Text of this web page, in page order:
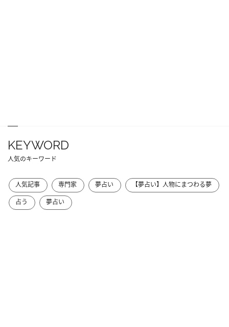
KEYWORD
人気のキーワード
人気記事 専門家 夢占い
【夢占い】人物にまつわる夢
占う
夢占い